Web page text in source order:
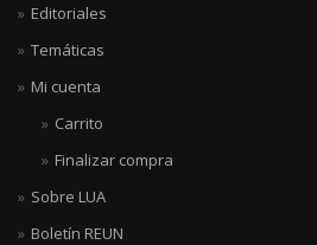
Editoriales
Temáticas
Mi cuenta
Carrito
Finalizar compra
Sobre LUA
Boletín REUN